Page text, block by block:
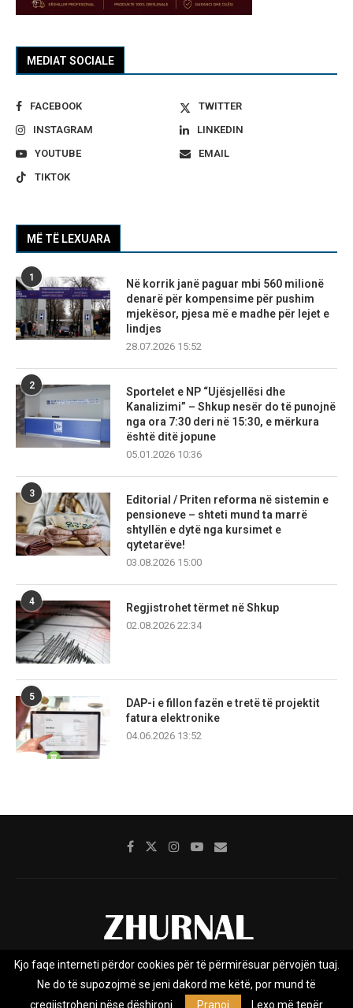
MEDIAT SOCIALE
FACEBOOK
TWITTER
INSTAGRAM
LINKEDIN
YOUTUBE
EMAIL
TIKTOK
MË TË LEXUARA
1
Në korrik janë paguar mbi 560 milionë
denarë për kompensime për pushim
mjekësor, pjesa më e madhe për lejet e
lindjes
28.07.2026 15:52
2
Sportelet e NP “Ujësjellësi dhe
Kanalizimi” – Shkup nesër do të punojnë
nga ora 7:30 deri në 15:30, e mërkura
është ditë jopune
05.01.2026 10:36
3
Editorial / Priten reforma në sistemin e
pensioneve – shteti mund ta marrë
shtyllën e dytë nga kursimet e
qytetarëve!
03.08.2026 15:00
4
Regjistrohet tërmet në Shkup
02.08.2026 22:34
5
DAP-i e fillon fazën e tretë të projektit
fatura elektronike
04.06.2026 13:52
Rreth nesh Impresumi Marketing
Privacy Policy
Kjo faqe interneti përdor cookies për të përmirësuar përvojën tuaj.
Ne do të supozojmë se jeni dakord me këtë, por mund të
çregjistroheni nëse dëshironi.
Pranoj Lexo më tepër